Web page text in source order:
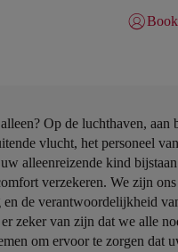
hoofdinhoud gaan
Op de luchthaven, aan
vlucht, het personeel
alleenreizende kind
verzekeren. We zijn
en de verantwoordelijkheid
zeker van zijn dat we alle
om ervoor te zorgen dat